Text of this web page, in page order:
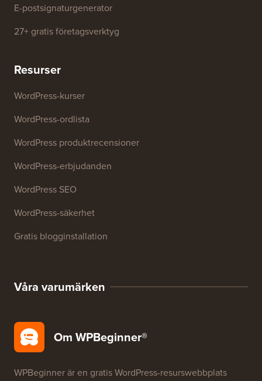
E-postsignaturgenerator
27+ gratis företagsverktyg
Resurser
WordPress-kurser
WordPress-ordlista
WordPress produktrecensioner
WordPress-erbjudanden
WordPress SEO
WordPress-säkerhet
Gratis blogginstallation
Våra varumärken
Om WPBeginner®
WPBeginner är en gratis WordPress-resurswebbplats